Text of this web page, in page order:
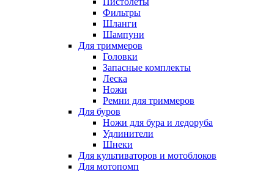
Фильтры
Шланги
Шампуни
Для триммеров
Головки
Запасные комплекты
Леска
Ножи
Ремни для триммеров
Для буров
Ножи для бура и ледоруба
Удлинители
Шнеки
Для культиваторов и мотоблоков
Для мотопомп